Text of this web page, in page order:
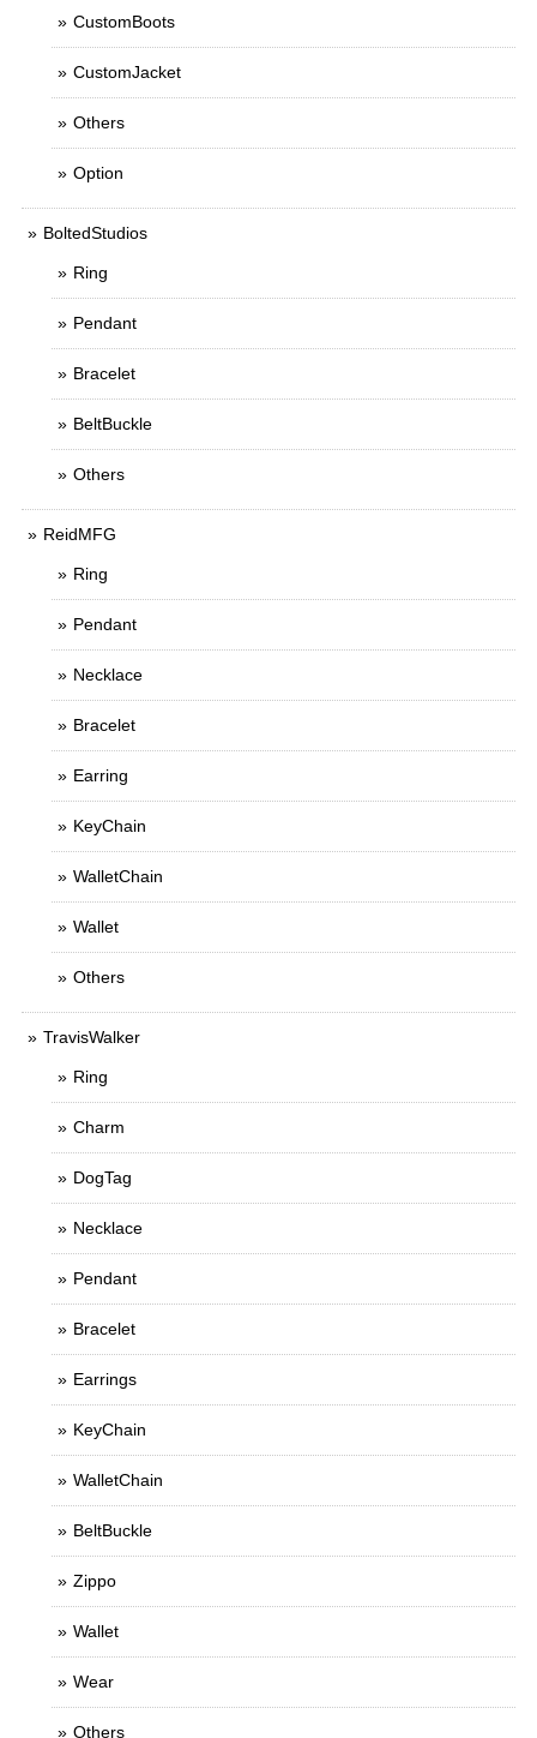
CustomBoots
CustomJacket
Others
Option
BoltedStudios
Ring
Pendant
Bracelet
BeltBuckle
Others
ReidMFG
Ring
Pendant
Necklace
Bracelet
Earring
KeyChain
WalletChain
Wallet
Others
TravisWalker
Ring
Charm
DogTag
Necklace
Pendant
Bracelet
Earrings
KeyChain
WalletChain
BeltBuckle
Zippo
Wallet
Wear
Others